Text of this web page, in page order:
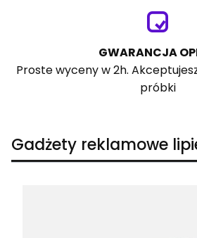
GWARANCJA
Proste wyceny w 2h.
próbki
Gadżety reklamowe